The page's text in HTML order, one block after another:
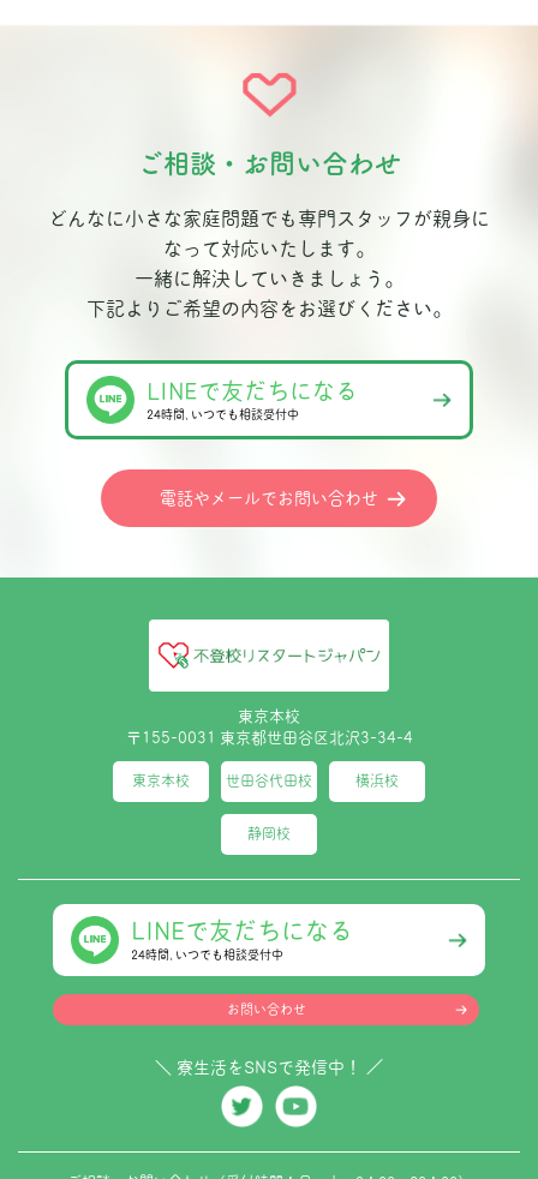
ご相談・お問い合わせ
どんなに小さな家庭問題でも専門スタッフが親身に
なって対応いたします。
一緒に解決していきましょう。
下記よりご希望の内容をお選びください。
LINEで友だちになる
24時間､いつでも相談受付中
電話やメールでお問い合わせ
東京本校
〒155-0031 東京都世田谷区北沢3-34-4
東京本校 世田谷代田校 横浜校
静岡校
LINEで友だちになる
24時間､いつでも相談受付中
お問い合わせ
＼ 寮生活をSNSで発信中！ ／